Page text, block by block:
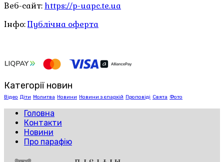
Веб-сайт: https://p-uapc.te.ua
Інфо:Публічна оферта
Категорії новин
Відео Діти Молитва Новини Новини з єпархій Проповіді Свята Фото
Головна
Контакти
Новини
Про парафію